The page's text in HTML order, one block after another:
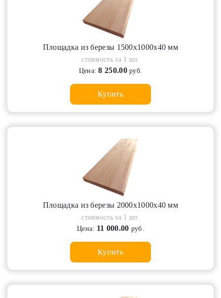
Площадка из березы 1500х1000х40 мм
стоимость за 1 шт.
Цена:8 250.00руб.
Купить
Площадка из березы 2000х1000х40 мм
стоимость за 1 шт.
Цена: 11 000.00 руб.
Купить